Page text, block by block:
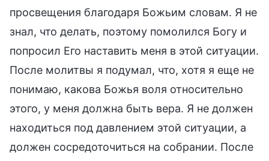
просвещения благодаря Божьим словам. Я не
знал, что делать, поэтому помолился Богу и
попросил Его наставить меня в этой ситуации.
После молитвы я подумал, что, хотя я еще не
понимаю, какова Божья воля относительно
этого, у меня должна быть вера. Я не должен
находиться под давлением этой ситуации, а
должен сосредоточиться на собрании. После